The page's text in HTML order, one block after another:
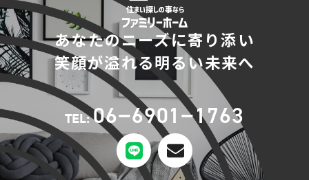
あなたのニーズに寄り添い
笑顔が溢れる明るい未来へ
TEL:06−6901−1763